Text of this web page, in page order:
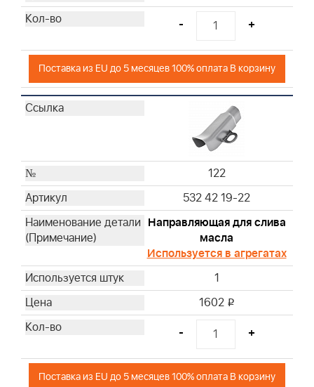
- +
Поставка из EU до 5 месяцев 100% оплата В корзину
122
532 42 19-22
Направляющая для слива
масла
Используется в агрегатах
1
1602 i
- +
Поставка из EU до 5 месяцев 100% оплата В корзину